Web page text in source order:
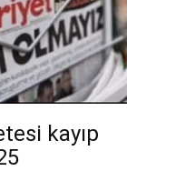
kayıp